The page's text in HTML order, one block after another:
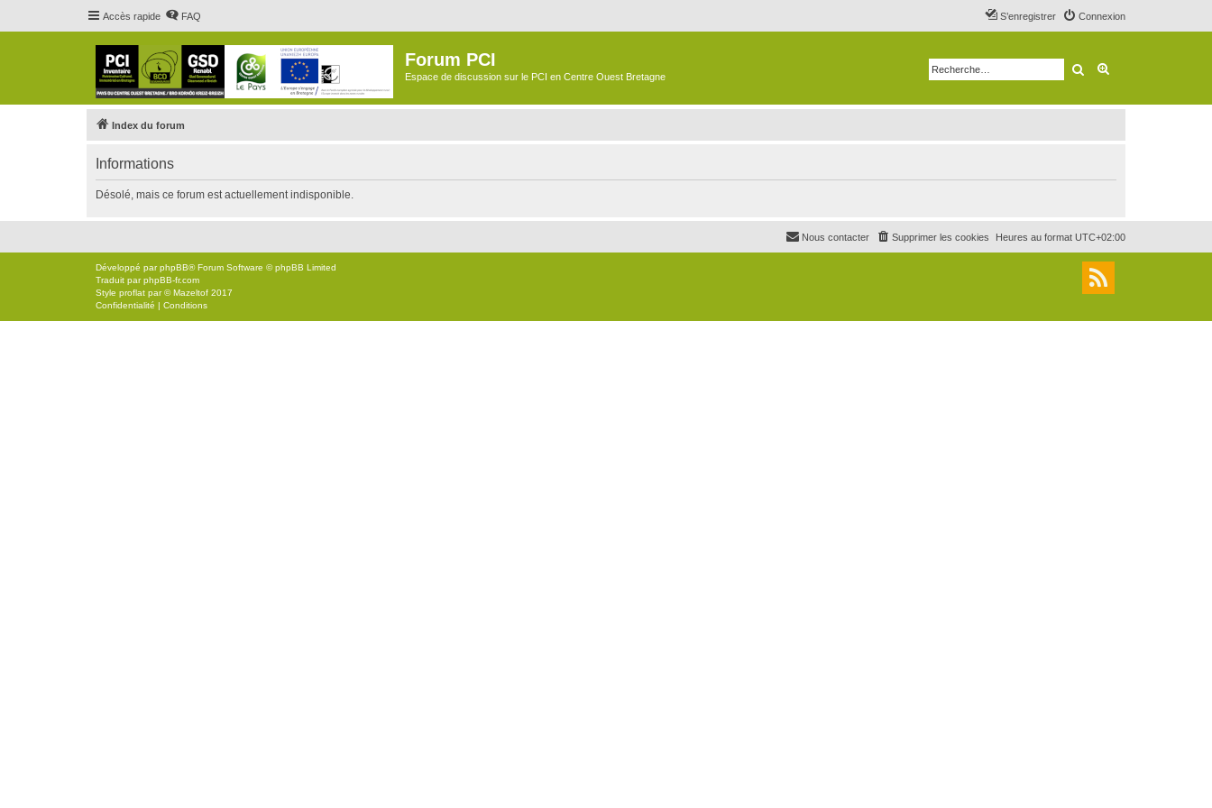
Accès rapide FAQ Connexion
S’enregistrer
Forum PCI
Espace de discussion sur le PCI en Centre Ouest Bretagne Rechercher
Index du forum
Informations
Désolé, mais ce forum est actuellement indisponible.
Heures au format UTC+02:00
Supprimer les cookies
Nous contacter
Développé parphpBB® Forum Software © phpBB Limited
Traduit parphpBB-fr.com
Style proflat par ©Mazeltof 2017
Confidentialité | Conditions